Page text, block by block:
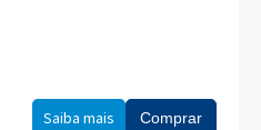
Saiba mais Comprar